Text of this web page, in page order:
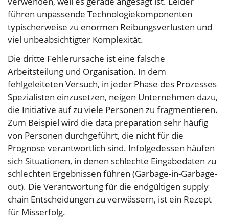
führen unpassende Technologiekomponenten
typischerweise zu enormen Reibungsverlusten und
viel unbeabsichtigter Komplexität.
Die dritte Fehlerursache ist eine falsche
Arbeitsteilung und Organisation. In dem
fehlgeleiteten Versuch, in jeder Phase des Prozesses
Spezialisten einzusetzen, neigen Unternehmen dazu,
die Initiative auf zu viele Personen zu fragmentieren.
Zum Beispiel wird die data preparation sehr häufig
von Personen durchgeführt, die nicht für die
Prognose verantwortlich sind. Infolgedessen häufen
sich Situationen, in denen schlechte Eingabedaten zu
schlechten Ergebnissen führen (Garbage-in-Garbage-
out). Die Verantwortung für die endgültigen supply
chain Entscheidungen zu verwässern, ist ein Rezept
für Misserfolg.